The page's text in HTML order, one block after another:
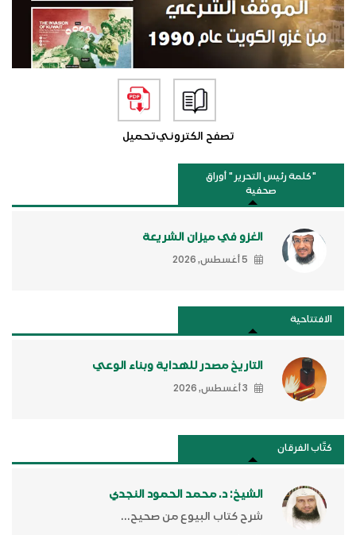
تصفح الكترونيتحميل
"كلمة رئيس التحرير " أوراق
صحفية
الغزو في ميزان الشريعة
5 أغسطس, 2026
الافتتاحية
التاريخ مصدر للهداية وبناء الوعي
3 أغسطس, 2026
كتَّاب الفرقان
الشيخ: د. محمد الحمود النجدي
شرح كتاب البيوع من صحيح...